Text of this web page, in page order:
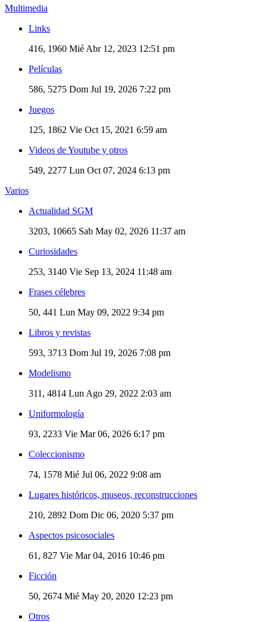
Multimedia
Links
416, 1960 Mié Abr 12, 2023 12:51 pm
Películas
586, 5275 Dom Jul 19, 2026 7:22 pm
Juegos
125, 1862 Vie Oct 15, 2021 6:59 am
Videos de Youtube y otros
549, 2277 Lun Oct 07, 2024 6:13 pm
Varios
Actualidad SGM
3203, 10665 Sab May 02, 2026 11:37 am
Curiosidades
253, 3140 Vie Sep 13, 2024 11:48 am
Frases célebres
50, 441 Lun May 09, 2022 9:34 pm
Libros y revistas
593, 3713 Dom Jul 19, 2026 7:08 pm
Modelismo
311, 4814 Lun Ago 29, 2022 2:03 am
Uniformología
93, 2233 Vie Mar 06, 2026 6:17 pm
Coleccionismo
74, 1578 Mié Jul 06, 2022 9:08 am
Lugares históricos, museos, reconstrucciones
210, 2892 Dom Dic 06, 2020 5:37 pm
Aspectos psicosociales
61, 827 Vie Mar 04, 2016 10:46 pm
Ficción
50, 2674 Mié May 20, 2020 12:23 pm
Otros